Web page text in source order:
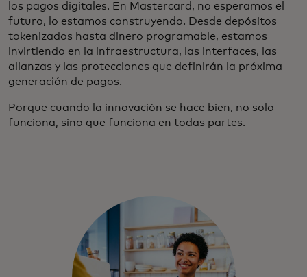
los pagos digitales. En Mastercard, no esperamos el
futuro, lo estamos construyendo. Desde depósitos
tokenizados hasta dinero programable, estamos
invirtiendo en la infraestructura, las interfaces, las
alianzas y las protecciones que definirán la próxima
generación de pagos.
Porque cuando la innovación se hace bien, no solo
funciona, sino que funciona en todas partes.